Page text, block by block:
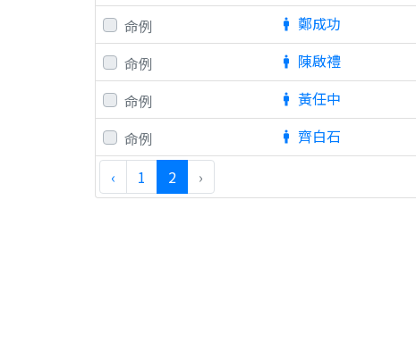
命例 man 鄭成功
命例 man 陳啟禮
命例 man 黃任中
命例 man 齊白石
‹ 1 2 ›